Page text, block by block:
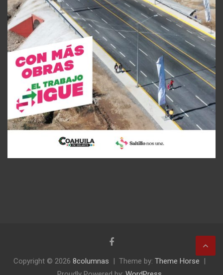
Copyright © 2026 8columnas Theme by: Theme Horse